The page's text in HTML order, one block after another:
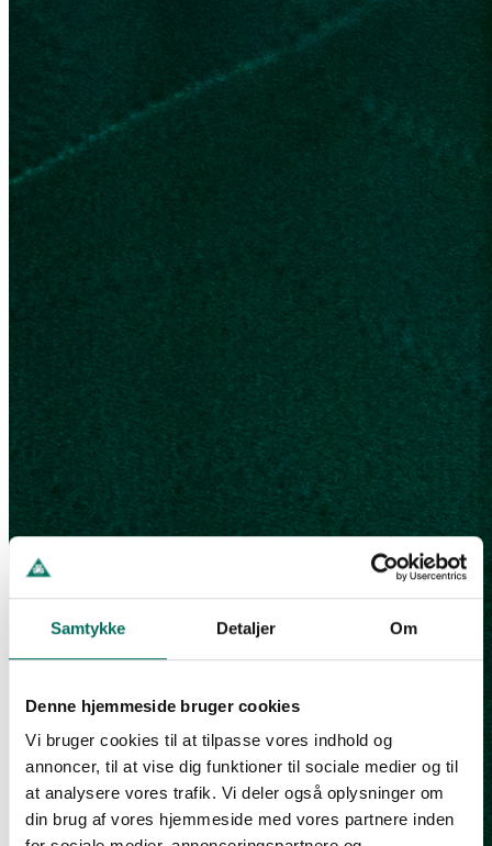
Samtykke Detaljer Om
Denne hjemmeside bruger cookies
Vi bruger cookies til at tilpasse vores indhold og
annoncer, til at vise dig funktioner til sociale medier og til
at analysere vores trafik. Vi deler også oplysninger om
din brug af vores hjemmeside med vores partnere inden